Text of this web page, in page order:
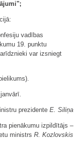
vadības
19. punktu
var izsniegt
prezidente E. Siliņa
pienākumu izpildītājs ‒
ministrs R. Kozlovskis